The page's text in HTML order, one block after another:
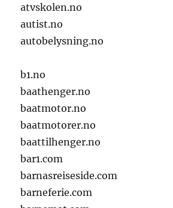
atvskolen.no
autist.no
autobelysning.no
b1.no
baathenger.no
baatmotor.no
baatmotorer.no
baattilhenger.no
bar1.com
barnasreiseside.com
barneferie.com